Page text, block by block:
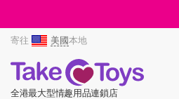
寄往 美國本地
全港最大型情趣用品連鎖店